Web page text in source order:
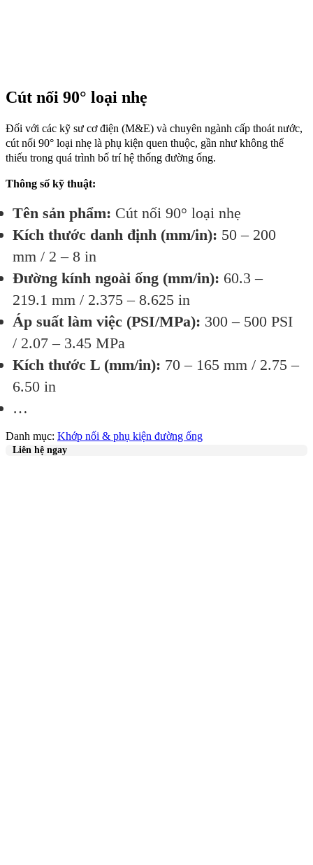
Cút nối 90° loại nhẹ
Đối với các kỹ sư cơ điện (M&E) và chuyên ngành cấp thoát nước,
cút nối 90° loại nhẹ là phụ kiện quen thuộc, gần như không thể
thiếu trong quá trình bố trí hệ thống đường ống.
Thông số kỹ thuật:
Tên sản phẩm: Cút nối 90° loại nhẹ
Kích thước danh định (mm/in): 50 – 200
mm / 2 – 8 in
Đường kính ngoài ống (mm/in): 60.3 –
219.1 mm / 2.375 – 8.625 in
Áp suất làm việc (PSI/MPa): 300 – 500 PSI
/ 2.07 – 3.45 MPa
Kích thước L (mm/in): 70 – 165 mm / 2.75 –
6.50 in
…
Danh mục: Khớp nối & phụ kiện đường ống
Liên hệ ngay